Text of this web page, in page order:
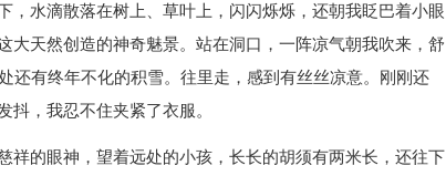
，水滴散落在树上、草叶上，闪闪烁烁，还朝我眨巴着小眼
大天然创造的神奇魅景。站在洞口，一阵凉气朝我吹来，舒
还有终年不化的积雪。往里走，感到有丝丝凉意。刚刚还
抖，我忍不住夹紧了衣服。
祥的眼神，望着远处的小孩，长长的胡须有两米长，还往下